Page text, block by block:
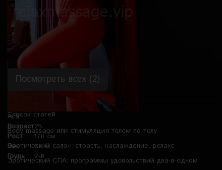
Ася
Возраст25
Рост
170 см
Вес
62 кг
Грудь
2-й
Посмотреть всех (2)
Список статей
Body massage или стимуляция телом по телу
Эротический салон: страсть, наслаждение, релакс
Эротический СПА: программы удовольствий два-в-одном